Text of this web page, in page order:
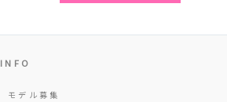
INFO
モデル募集